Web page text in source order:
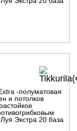
-полуматовая
и потолков
Экстра 20 база